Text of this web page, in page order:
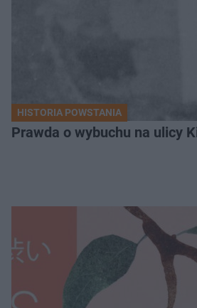
HISTORIA POWSTANIA
Prawda o wybuchu na ulicy